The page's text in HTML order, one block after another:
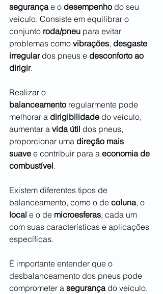
segurança e o desempenho do seu
veículo. Consiste em equilibrar o
conjunto roda/pneu para evitar
problemas como vibrações, desgaste
irregular dos pneus e desconforto ao
dirigir.
Realizar o
balanceamento regularmente pode
melhorar a dirigibilidade do veículo,
aumentar a vida útil dos pneus,
proporcionar uma direção mais
suave e contribuir para a economia de
combustível.
Existem diferentes tipos de
balanceamento, como o de coluna, o
local e o de microesferas, cada um
com suas características e aplicações
específicas.
É importante entender que o
desbalanceamento dos pneus pode
comprometer a segurança do veículo,